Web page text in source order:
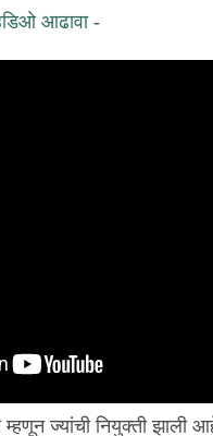
आढावा-
ज्यांची नियुक्ती झाली